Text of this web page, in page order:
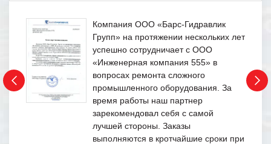
Компания ООО «Барс-Гидравлик
Групп» на протяжении нескольких лет
успешно сотрудничает с ООО
«Инженерная компания 555» в
вопросах ремонта сложного
промышленного оборудования. За
время работы наш партнер
зарекомендовал себя с самой
лучшей стороны. Заказы
выполняются в кротчайшие сроки при